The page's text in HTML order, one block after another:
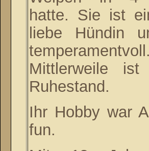
hatte. Sie ist
liebe Hündin
temperamentvoll.
Mittlerweile
Ruhestand.
Ihr Hobby war
fun.